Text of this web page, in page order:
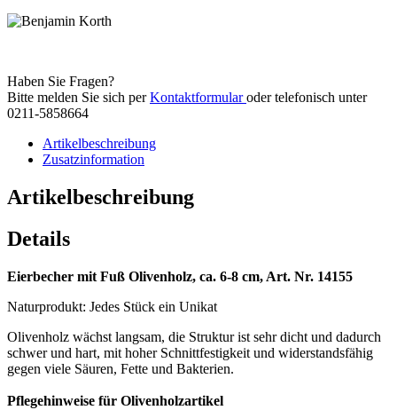
Haben Sie Fragen?
Bitte melden Sie sich perKontaktformularoder telefonisch unter
0211-5858664
Artikelbeschreibung
Zusatzinformation
Artikelbeschreibung
Details
Eierbecher mit Fuß Olivenholz, ca. 6-8 cm, Art. Nr. 14155
Naturprodukt: Jedes Stück ein Unikat
Olivenholz wächst langsam, die Struktur ist sehr dicht und dadurch
schwer und hart, mit hoher Schnittfestigkeit und widerstandsfähig
gegen viele Säuren, Fette und Bakterien.
Pflegehinweise für Olivenholzartikel